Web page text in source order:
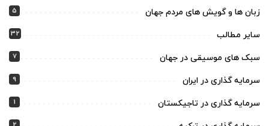
زبان ها و گویش های مردم جهان 5
سایر مطالب 32
سبک های موسیقی در جهان 7
سرمایه گذاری در ایران 9
سرمایه گذاری در تاجیکستان 1